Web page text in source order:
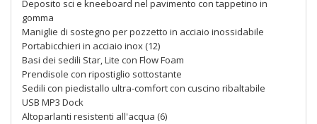
Deposito sci e kneeboard nel pavimento con tappetino in
gomma
Maniglie di sostegno per pozzetto in acciaio inossidabile
Portabicchieri in acciaio inox (12)
Basi dei sedili Star, Lite con Flow Foam
Prendisole con ripostiglio sottostante
Sedili con piedistallo ultra-comfort con cuscino ribaltabile
USB MP3 Dock
Altoparlanti resistenti all'acqua (6)